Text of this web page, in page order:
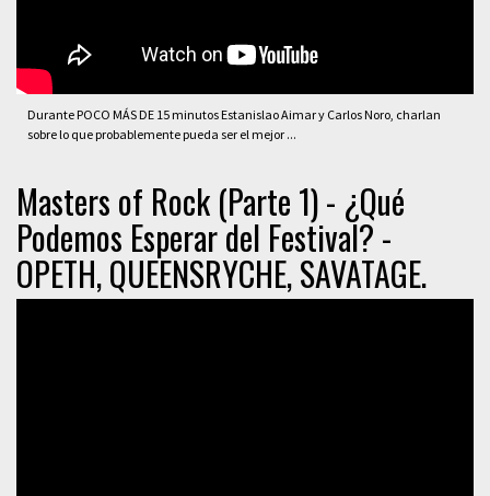
Durante POCO MÁS DE 15 minutos Estanislao Aimar y Carlos Noro, charlan
sobre lo que probablemente pueda ser el mejor ...
Masters of Rock (Parte 1) - ¿Qué
Podemos Esperar del Festival? -
OPETH, QUEENSRYCHE, SAVATAGE.